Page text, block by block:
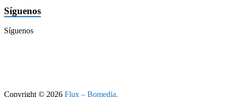
Síguenos
Síguenos
Copyright © 2026 Flux – Bomedia.